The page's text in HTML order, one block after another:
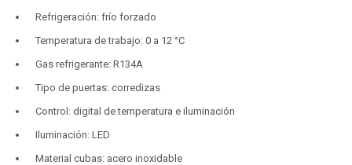
Refrigeración: frío forzado
Temperatura de trabajo: 0 a 12 °C
Gas refrigerante: R134A
Tipo de puertas: corredizas
Control: digital de temperatura e iluminación
Iluminación: LED
Material cubas: acero inoxidable